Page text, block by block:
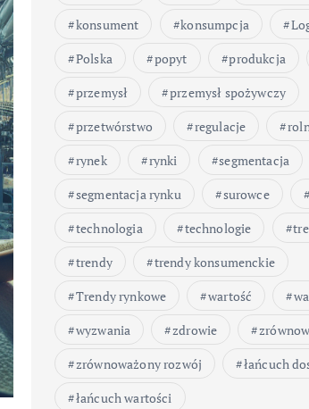
konsument
konsumpcja
Polska
popyt produkcja
przemysł
przemysł spożywczy
przetwórstwo
regulacje
rynek
rynki
segmentacja
segmentacja rynku
surowce
technologia
technologie
trendy
trendy konsumenckie
Trendy rynkowe
wartość
wyzwania
zdrowie
zrównoważony rozwój
łańcuch
łańcuch wartości